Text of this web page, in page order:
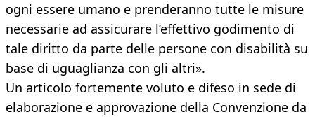
ogni essere umano e prenderanno tutte le misure
necessarie ad assicurare l’effettivo godimento di
tale diritto da parte delle persone con disabilità su
base di uguaglianza con gli altri».
Un articolo fortemente voluto e difeso in sede di
elaborazione e approvazione della Convenzione da